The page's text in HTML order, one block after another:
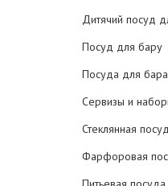
Дитячий посуд
Посуд для бару
Посуда для бара
Сервизы и
Стеклянная
Фарфоровая